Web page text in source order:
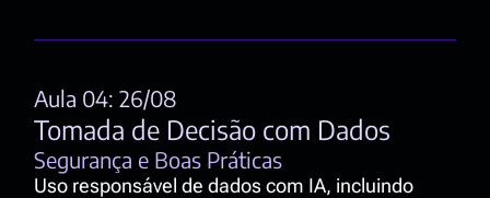
Aula 04: 26/08
Tomada de Decisão com Dados
Segurança e Boas Práticas
Uso responsável de dados com IA, incluindo